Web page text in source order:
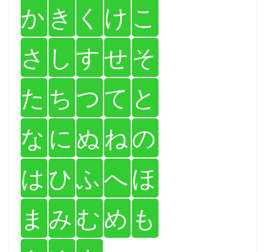
か き く け こ
さ し すせ そ
た ち つ て と
な に ぬ ねの
は ひふへほ
ま み むめ も